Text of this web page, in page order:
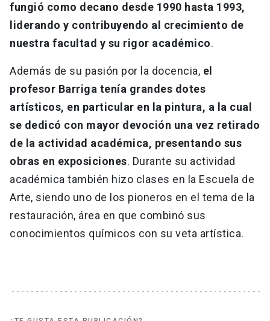
fungió como decano desde 1990 hasta 1993,
liderando y contribuyendo al crecimiento de
nuestra facultad y su rigor académico.
Además de su pasión por la docencia, el
profesor Barriga tenía grandes dotes
artísticos, en particular en la pintura, a la cual
se dedicó con mayor devoción una vez retirado
de la actividad académica, presentando sus
obras en exposiciones. Durante su actividad
académica también hizo clases en la Escuela de
Arte, siendo uno de los pioneros en el tema de la
restauración, área en que combinó sus
conocimientos químicos con su veta artística.